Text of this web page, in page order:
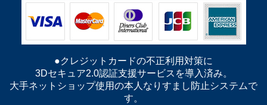
●クレジットカードの不正利用対策に
3Dセキュア2.0認証支援サービスを導入済み。
大手ネットショップ使用の本人なりすまし防止システムで
す。